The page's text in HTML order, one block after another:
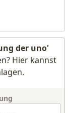
der uno'
Hier kannst